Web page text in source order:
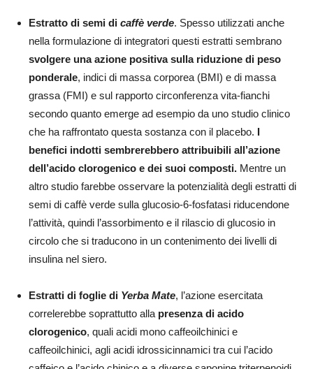
Estratto di semi di caffè verde. Spesso utilizzati anche
nella formulazione di integratori questi estratti sembrano
svolgere una azione positiva sulla riduzione di peso
ponderale, indici di massa corporea (BMI) e di massa
grassa (FMI) e sul rapporto circonferenza vita-fianchi
secondo quanto emerge ad esempio da uno studio clinico
che ha raffrontato questa sostanza con il placebo. I
benefici indotti sembrerebbero attribuibili all’azione
dell’acido clorogenico e dei suoi composti. Mentre un
altro studio farebbe osservare la potenzialità degli estratti di
semi di caffè verde sulla glucosio-6-fosfatasi riducendone
l’attività, quindi l’assorbimento e il rilascio di glucosio in
circolo che si traducono in un contenimento dei livelli di
insulina nel siero.
Estratti di foglie di Yerba Mate, l’azione esercitata
correlerebbe soprattutto alla presenza di acido
clorogenico, quali acidi mono caffeoilchinici e
caffeoilchinici, agli acidi idrossicinnamici tra cui l’acido